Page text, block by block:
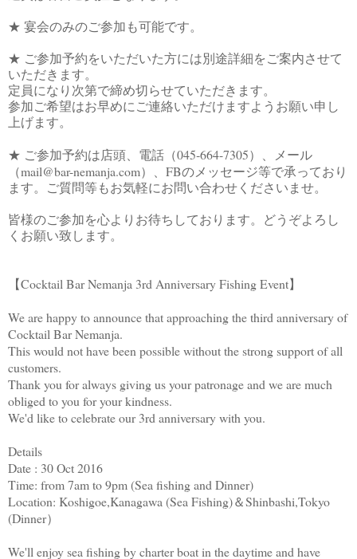
★ 宴会のみのご参加も可能です。
★ ご参加予約をいただいた方には別途詳細をご案内させて
いただきます。
定員になり次第で締め切らせていただきます。
参加ご希望はお早めにご連絡いただけますようお願い申し
上げます。
★ ご参加予約は店頭、電話（045‐664-7305）、メール
（mail@bar-nemanja.com）、 FBのメッセージ等で承っており
ます。ご質問等もお気軽にお問い合わせくださいませ。
皆様のご参加を心よりお待ちしております。どうぞよろし
くお願い致します。
【Cocktail Bar Nemanja 3rd Anniversary Fishing Event】
We are happy to announce that approaching the third anniversary of
Cocktail Bar Nemanja.
This would not have been possible without the strong support of all
customers.
Thank you for always giving us your patronage and we are much
obliged to you for your kindness.
We'd like to celebrate our 3rd anniversary with you.
Details
Date : 30 Oct 2016
Time: from 7am to 9pm (Sea fishing and Dinner)
Location: Koshigoe,Kanagawa (Sea Fishing)＆Shinbashi,Tokyo
(Dinner）
We'll enjoy sea fishing by charter boat in the daytime and have